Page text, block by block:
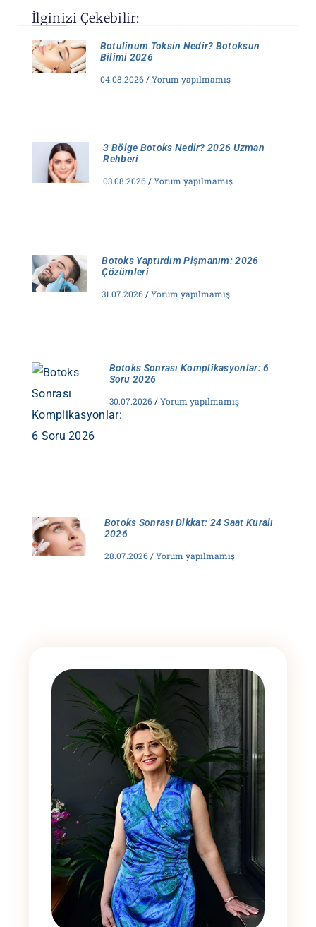
İlginizi Çekebilir:
Botulinum Toksin Nedir? Botoksun
Bilimi 2026
04.08.2026 Yorum yapılmamış
3 Bölge Botoks Nedir? 2026 Uzman
Rehberi
03.08.2026 Yorum yapılmamış
Botoks Yaptırdım Pişmanım: 2026
Çözümleri
31.07.2026 Yorum yapılmamış
Botoks Sonrası Komplikasyonlar: 6
Soru 2026
30.07.2026 Yorum yapılmamış
Botoks Sonrası Dikkat: 24 Saat Kuralı
2026
28.07.2026 Yorum yapılmamış